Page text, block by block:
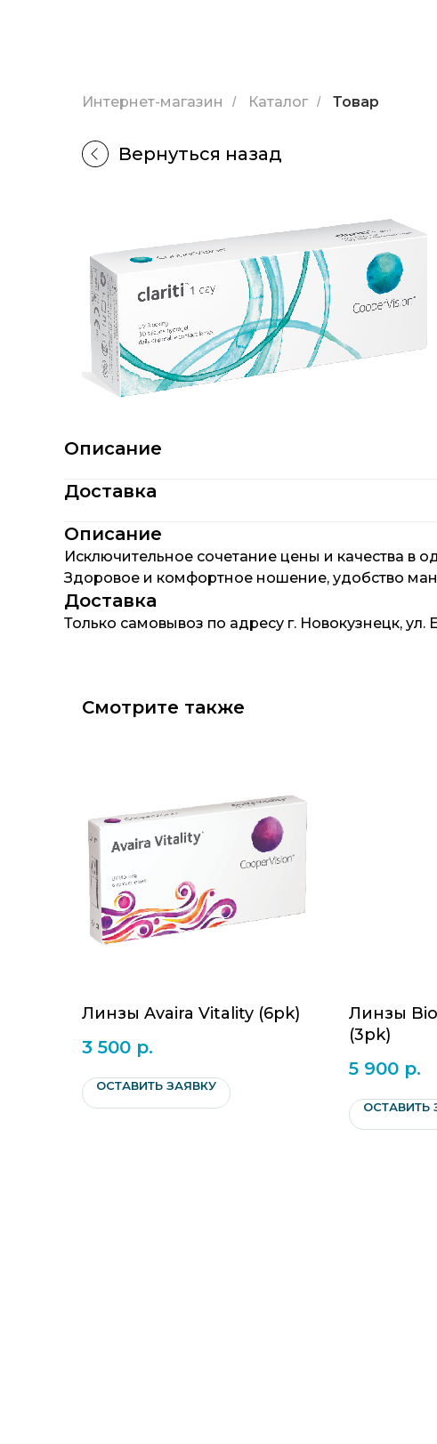
Интернет-магазин / Каталог / Товар
Вернуться назад
Описание
Доставка
Описание
Исключительное сочетание цены и качества в
Здоровое и комфортное ношение, удобство
Доставка
Только самовывоз по адресу г. Новокузнецк, ул.
Смотрите также
Линзы Avaira Vitality (6pk)
3 500 р.
ОСТАВИТЬ ЗАЯВКУ
Линзы
(3pk)
5 900 р.
ОСТАВИТЬ